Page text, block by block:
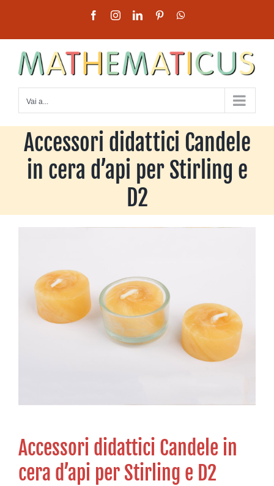
contenuto
FacebookInstagramLinkedInPinterest
Vai a...
Accessori didattici Candele
in cera d’api per Stirling e
D2
Accessori didattici Candele in
cera d’api per Stirling e D2